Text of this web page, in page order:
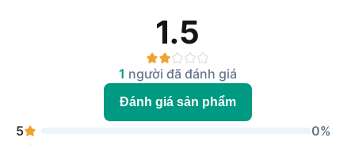
1.5
1 người đã đánh giá
Đánh giá sản phẩm
5
0%